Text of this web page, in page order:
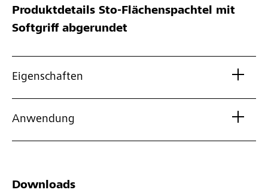
Produktdetails Sto-Flächenspachtel mit
Softgriff abgerundet
Eigenschaften
Anwendung
Downloads